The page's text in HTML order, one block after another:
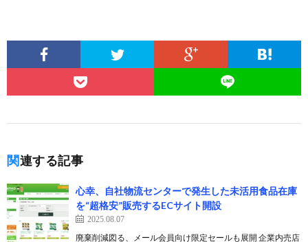
関連する記事
心幸、自社物流センターで発生した未活用食品在庫
を“超格安”販売するECサイト開設
2025.08.07
廃棄削減図る、メール会員向け限定セールも展開 企業内売店